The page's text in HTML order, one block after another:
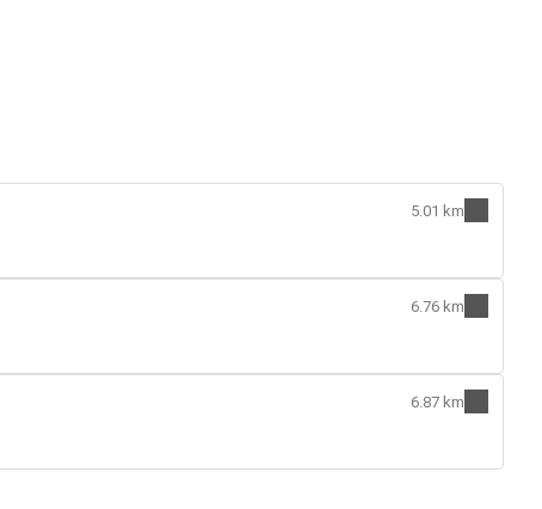
5.01 km
6.76 km
6.87 km